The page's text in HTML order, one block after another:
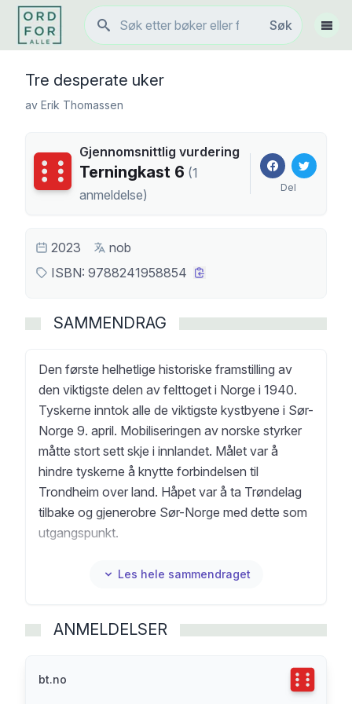
Søk
Søk
Vis
Tre desperate uker
av Erik Thomassen
Terningkast
Gjennomsnittlig vurdering
Terningkast 6 (1
anmeldelse) Del
2023
nob
ISBN: 9788241958854
SAMMENDRAG
Den første helhetlige historiske framstilling av
den viktigste delen av felttoget i Norge i 1940.
Tyskerne inntok alle de viktigste kystbyene i Sør-
Norge 9. april. Mobiliseringen av norske styrker
måtte stort sett skje i innlandet. Målet var å
hindre tyskerne å knytte forbindelsen til
Trondheim over land. Håpet var å ta Trøndelag
tilbake og gjenerobre Sør-Norge med dette som
utgangspunkt.
også britiske militære, konge og kronprins,
Banks gullbeholdning.
felttoget artet seg, og hvordan det ble opplevd
av de som deltok. Felttoget settes også inn i en
Les hele sammendraget
ANMELDELSER
bt.no